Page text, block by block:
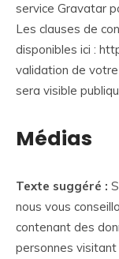
service Gravatar
Les clauses de
disponibles ici :
validation de
sera visible
Médias
Texte suggéré :
nous vous
contenant des
personnes